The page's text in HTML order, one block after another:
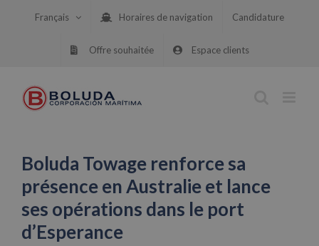
Français Horaires de navigation Candidature
Offre souhaitée Espace clients
Boluda Towage renforce sa
présence en Australie et lance
ses opérations dans le port
d’Esperance